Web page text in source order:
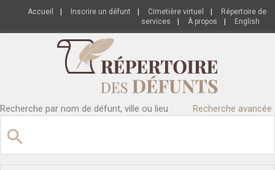
Accueil Inscrire un défunt Cimetière virtuel
Répertoire de
services
À propos English
Recherche par nom de défunt, ville ou lieu Recherche avancée